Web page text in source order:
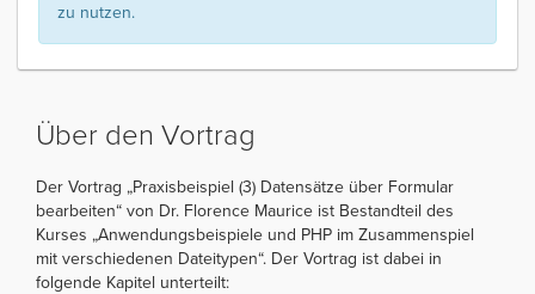
zu nutzen.
Über den Vortrag
Der Vortrag „Praxisbeispiel (3) Datensätze über Formular
bearbeiten“ von Dr. Florence Maurice ist Bestandteil des
Kurses „Anwendungsbeispiele und PHP im Zusammenspiel
mit verschiedenen Dateitypen“. Der Vortrag ist dabei in
folgende Kapitel unterteilt: